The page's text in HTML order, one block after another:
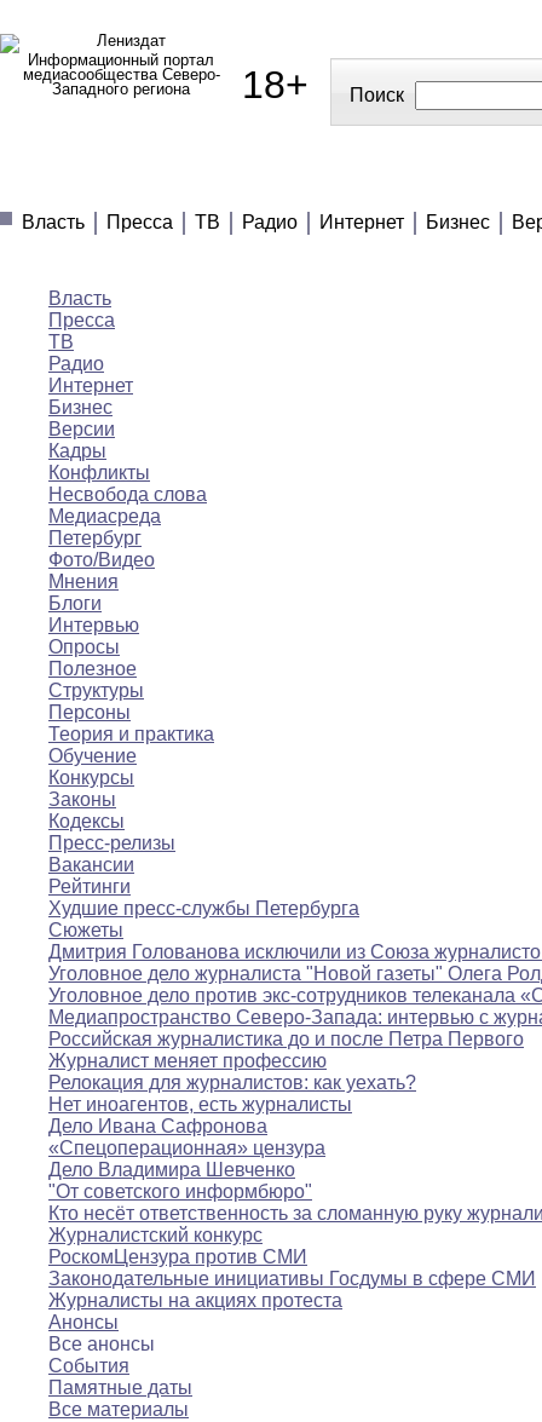
Информационный портал
медиасообщества Северо-
Западного региона
18+ Поиск
Власть
Пресса ТВ Радио Интернет Бизнес
Власть
Пресса
ТВ
Радио
Интернет
Бизнес
Версии
Кадры
Конфликты
Несвобода слова
Медиасреда
Петербург
Фото/Видео
Мнения
Блоги
Интервью
Опросы
Полезное
Структуры
Персоны
Теория и практика
Обучение
Конкурсы
Законы
Кодексы
Пресс-релизы
Вакансии
Рейтинги
Худшие пресс-службы Петербурга
Сюжеты
Дмитрия Голованова исключили из Союза
Уголовное дело журналиста "Новой газеты" Олега
Уголовное дело против экс-сотрудников телеканала
Медиапространство Северо-Запада: интервью с
Российская журналистика до и после Петра Первого
Журналист меняет профессию
Релокация для журналистов: как уехать?
Нет иноагентов, есть журналисты
Дело Ивана Сафронова
«Спецоперационная» цензура
Дело Владимира Шевченко
"От советского информбюро"
Кто несёт ответственность за сломанную руку
Журналистский конкурс
РоскомЦензура против СМИ
Законодательные инициативы Госдумы в сфере СМИ
Журналисты на акциях протеста
Анонсы
Все анонсы
События
Памятные даты
Все материалы